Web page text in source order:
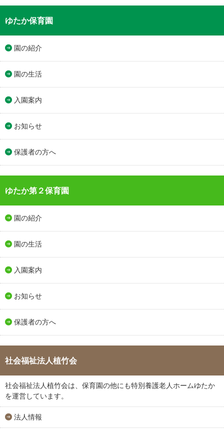
ゆたか保育園
園の紹介
園の生活
入園案内
お知らせ
保護者の方へ
ゆたか第２保育園
園の紹介
園の生活
入園案内
お知らせ
保護者の方へ
社会福祉法人植竹会
社会福祉法人植竹会は、保育園の他にも特別養護老人ホームゆたか
を運営しています。
法人情報